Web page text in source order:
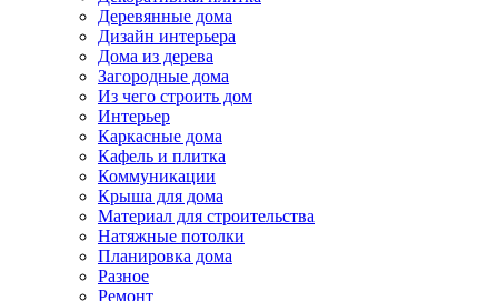
Деревянные дома
Дизайн интерьера
Дома из дерева
Загородные дома
Из чего строить дом
Интерьер
Каркасные дома
Кафель и плитка
Коммуникации
Крыша для дома
Материал для строительства
Натяжные потолки
Планировка дома
Разное
Ремонт